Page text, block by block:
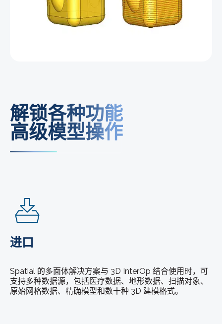
解锁各种功能
高级模型操作
进口
Spatial 的多面体解决方案与 3D InterOp 结合使用时，可
支持多种数据源，包括医疗数据、地形数据、扫描对象、
原始网格数据、精确模型和数十种 3D 建模格式。